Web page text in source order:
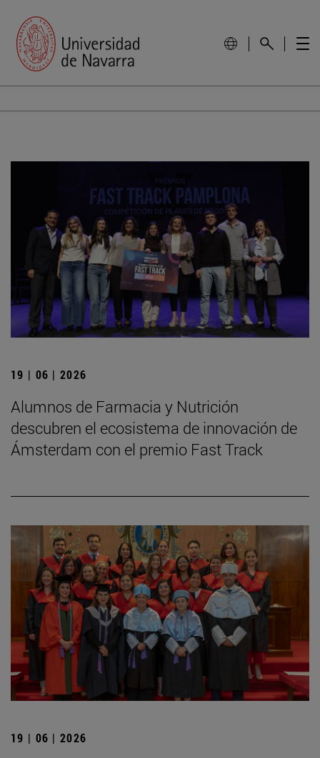
19 | 06 | 2026
Alumnos de Farmacia y Nutrición
descubren el ecosistema de innovación de
Ámsterdam con el premio Fast Track
19 | 06 | 2026